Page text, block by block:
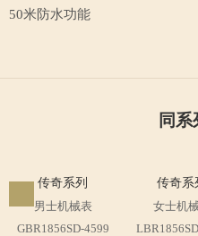
50米防水功能
同系
传奇系列
男士机械表
GBR1856SD-4599
传奇系
女士机